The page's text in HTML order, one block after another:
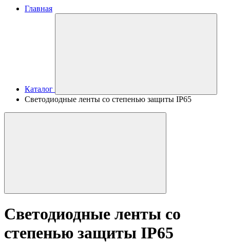
Главная
Каталог
Светодиодные ленты со степенью защиты IP65
Светодиодные ленты со
степенью защиты IP65